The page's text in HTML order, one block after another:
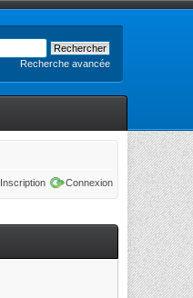
Recherche avancée
Inscription Connexion